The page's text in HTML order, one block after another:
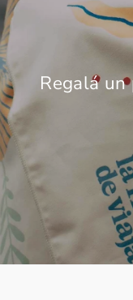
Regalá un